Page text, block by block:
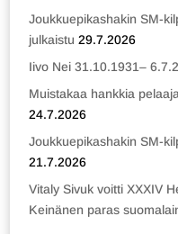
Joukkuepikashakin SM-
julkaistu 29.7.2026
Iivo Nei 31.10.1931–
Muistakaa hankkia
24.7.2026
Joukkuepikashakin SM-
21.7.2026
Vitaly Sivuk voitti XXXIV
Keinänen paras